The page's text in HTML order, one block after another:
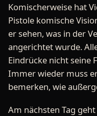
Komischerweise hat
Pistole komische
er sehen, was in der
angerichtet wurde.
Eindrücke nicht seine
Immer wieder muss
bemerken, wie
Am nächsten Tag